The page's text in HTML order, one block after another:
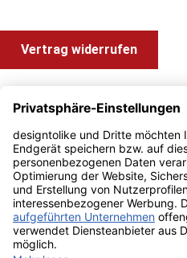
Vertrag widerrufen
Information und Impressum
Zahlung & Versand